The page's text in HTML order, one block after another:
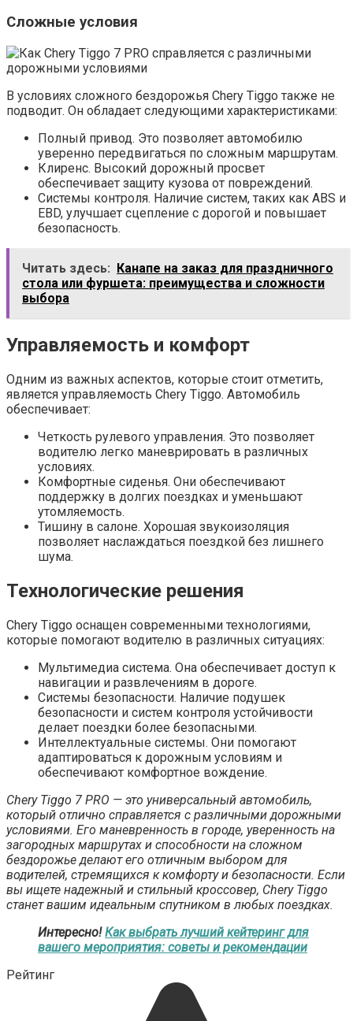
Сложные условия
В условиях сложного бездорожья Chery Tiggo также не
подводит. Он обладает следующими характеристиками:
Полный привод. Это позволяет автомобилю
уверенно передвигаться по сложным маршрутам.
Клиренс. Высокий дорожный просвет
обеспечивает защиту кузова от повреждений.
Системы контроля. Наличие систем, таких как ABS и
EBD, улучшает сцепление с дорогой и повышает
безопасность.
Читать здесь: Канапе на заказ для праздничного
стола или фуршета: преимущества и сложности
выбора
Управляемость и комфорт
Одним из важных аспектов, которые стоит отметить,
является управляемость Chery Tiggo. Автомобиль
обеспечивает:
Четкость рулевого управления. Это позволяет
водителю легко маневрировать в различных
условиях.
Комфортные сиденья. Они обеспечивают
поддержку в долгих поездках и уменьшают
утомляемость.
Тишину в салоне. Хорошая звукоизоляция
позволяет наслаждаться поездкой без лишнего
шума.
Технологические решения
Chery Tiggo оснащен современными технологиями,
которые помогают водителю в различных ситуациях:
Мультимедиа система. Она обеспечивает доступ к
навигации и развлечениям в дороге.
Системы безопасности. Наличие подушек
безопасности и систем контроля устойчивости
делает поездки более безопасными.
Интеллектуальные системы. Они помогают
адаптироваться к дорожным условиям и
обеспечивают комфортное вождение.
Chery Tiggo 7 PRO — это универсальный автомобиль,
который отлично справляется с различными дорожными
условиями. Его маневренность в городе, уверенность на
загородных маршрутах и способности на сложном
бездорожье делают его отличным выбором для
водителей, стремящихся к комфорту и безопасности. Если
вы ищете надежный и стильный кроссовер, Chery Tiggo
станет вашим идеальным спутником в любых поездках.
Интересно!Как выбрать лучший кейтеринг для
вашего мероприятия: советы и рекомендации
Рейтинг